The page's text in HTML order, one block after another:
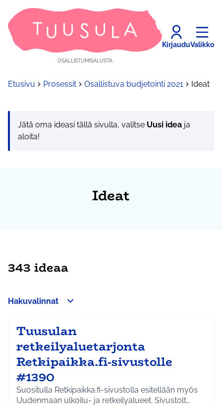
OSALLISTUMISALUSTA
KirjauduValikko
Etusivu Prosessit Osallistuva budjetointi 2021 Ideat
Jätä oma ideasi tällä sivulla, valitse Uusi idea ja
aloita!
Ideat
343 ideaa
Hakuvalinnat
Tuusulan
retkeilyaluetarjonta
Retkipaikka.fi-sivustolle
#1390
Suositulla Retkipaikka.fi-sivustolla esitellään myös
Uudenmaan ulkoilu- ja retkeilyalueet. Sivustolt…